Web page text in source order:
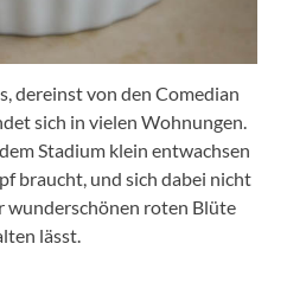
dereinst von den Comedian
sich in vielen Wohnungen.
Stadium klein entwachsen
braucht, und sich dabei nicht
wunderschönen roten Blüte
lässt.